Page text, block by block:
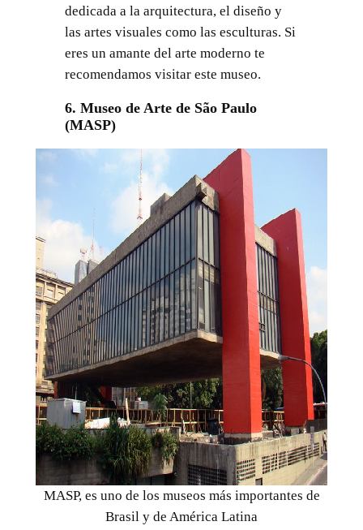
dedicada a la arquitectura, el diseño y
las artes visuales como las esculturas. Si
eres un amante del arte moderno te
recomendamos visitar este museo.
6. Museo de Arte de São Paulo
(MASP)
MASP, es uno de los museos más importantes de
Brasil y de América Latina